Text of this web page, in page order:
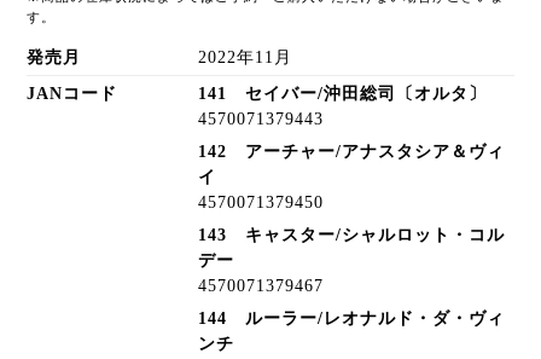
す。
発売月 2022年11月
JANコード
141 セイバー/沖田総司〔オルタ〕
4570071379443
142 アーチャー/アナスタシア＆ヴィ
イ
4570071379450
143 キャスター/シャルロット・コル
デー
4570071379467
144 ルーラー/レオナルド・ダ・ヴィ
ンチ